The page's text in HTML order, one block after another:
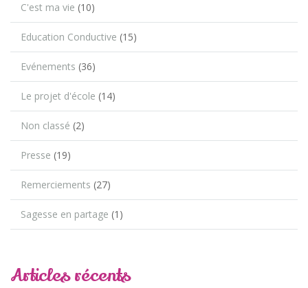
C'est ma vie (10)
Education Conductive (15)
Evénements (36)
Le projet d'école (14)
Non classé (2)
Presse (19)
Remerciements (27)
Sagesse en partage (1)
Articles récents